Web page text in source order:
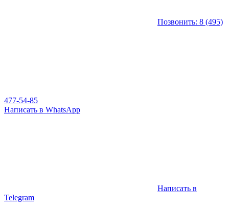
Позвонить: 8 (495)
477-54-85
Написать в WhatsApp
Написать в
Telegram